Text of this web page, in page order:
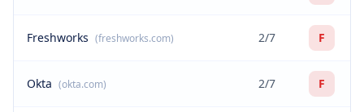
Freshworks (freshworks.com) 2/7 F
Okta (okta.com) 2/7 F